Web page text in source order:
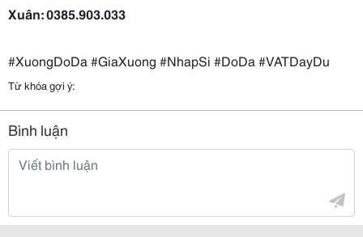
Xuân: 0385.903.033
#XuongDoDa #GiaXuong #NhapSi #DoDa #VATDayDu
Từ khóa gợi ý:
Bình luận